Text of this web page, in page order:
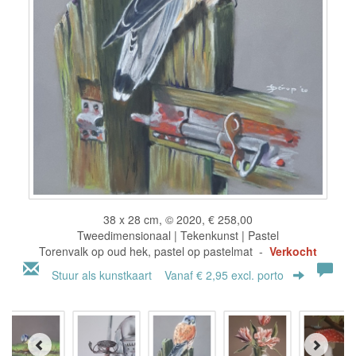
38 x 28 cm, © 2020, € 258,00
Tweedimensionaal | Tekenkunst | Pastel
Torenvalk op oud hek, pastel op pastelmat - Verkocht
Stuur als kunstkaart Vanaf € 2,95 excl. porto